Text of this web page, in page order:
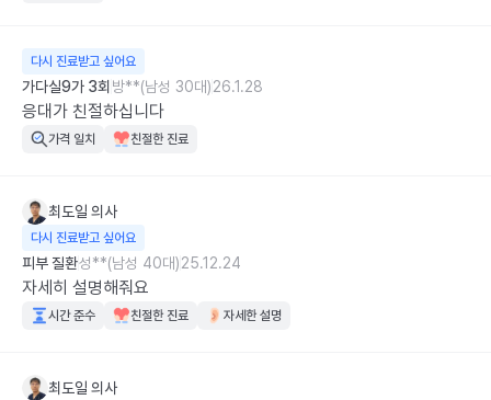
다시 진료받고 싶어요
가다실9가 3회 방**(남성 30대)26.1.28
응대가 친절하십니다
가격 일치 친절한 진료
최도일 의사
다시 진료받고 싶어요
피부 질환성**(남성 40대)25.12.24
자세히 설명해줘요
시간 준수 친절한 진료 자세한 설명
최도일 의사